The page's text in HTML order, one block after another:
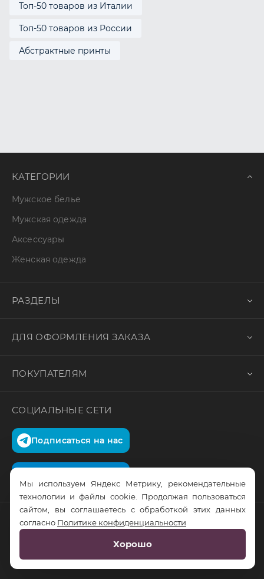
Топ-50 товаров из Италии
Топ-50 товаров из России
Абстрактные принты
КАТЕГОРИИ
Мужское белье
Мужская одежда
Аксессуары
Женская одежда
РАЗДЕЛЫ
ДЛЯ ОФОРМЛЕНИЯ ЗАКАЗА
ПОКУПАТЕЛЯМ
СОЦИАЛЬНЫЕ СЕТИ
Подписаться на нас
© RusTrus. 2011-2026. Все права защищены
RS Digital
Мы используем Яндекс Метрику, рекомендательные
технологии и файлы cookie. Продолжая пользоваться
сайтом, вы соглашаетесь с обработкой этих данных
согласно Политике конфиденциальности
Хорошо